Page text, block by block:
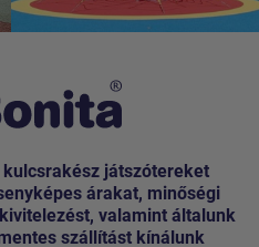
játszótereket
árakat, minőségi
valamint általunk
szállítást kínálunk